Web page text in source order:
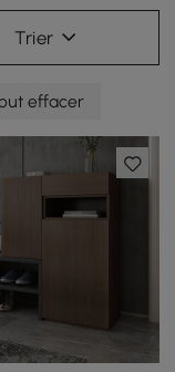
Trier
effacer